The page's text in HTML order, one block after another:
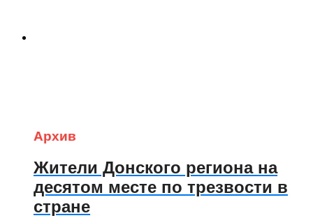
Архив
Жители Донского региона на
десятом месте по трезвости в
стране